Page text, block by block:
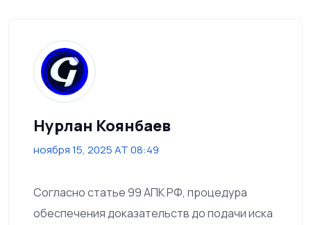
Нурлан Коянбаев
ноября 15, 2025 AT 08:49
Согласно статье 99 АПК РФ, процедура
обеспечения доказательств до подачи иска